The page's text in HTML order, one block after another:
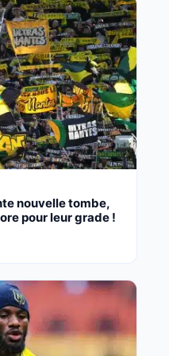
nouvelle tombe,
pour leur grade !